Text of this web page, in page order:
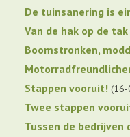
De tuinsanering is
Van de hak op de tak
Boomstronken,
Stappen vooruit!
Twee stappen
Tussen de bedrijven